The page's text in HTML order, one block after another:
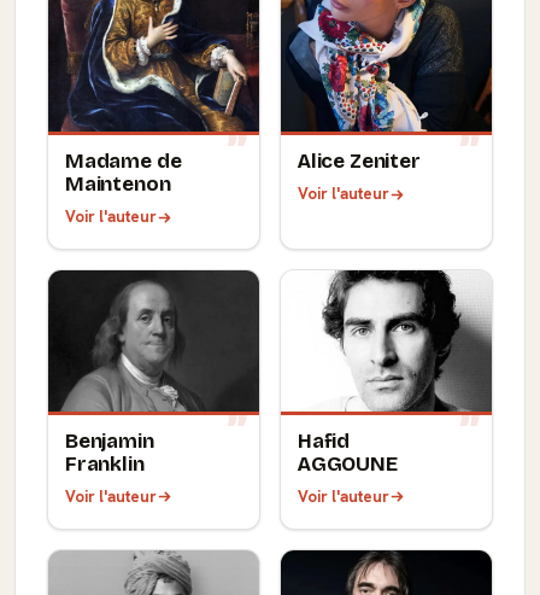
Madame de
Maintenon
Voir l'auteur
Alice Zeniter
Voir l'auteur
Benjamin
Franklin
Voir l'auteur
Hafid
AGGOUNE
Voir l'auteur